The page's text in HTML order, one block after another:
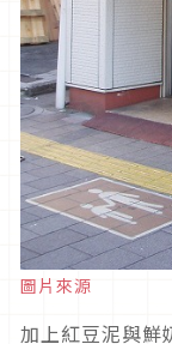
圖片來源
加上紅豆泥與鮮